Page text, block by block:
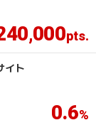
,000
イト
0.6